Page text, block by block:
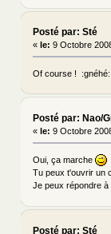
Posté par: Sté
« le: 9 Octobre
Of course ! :gnéhé:
Posté par: Nao/
« le: 9 Octobre
Oui, ça marche
Tu peux t'ouvrir un
Je peux répondre
Posté par: Sté